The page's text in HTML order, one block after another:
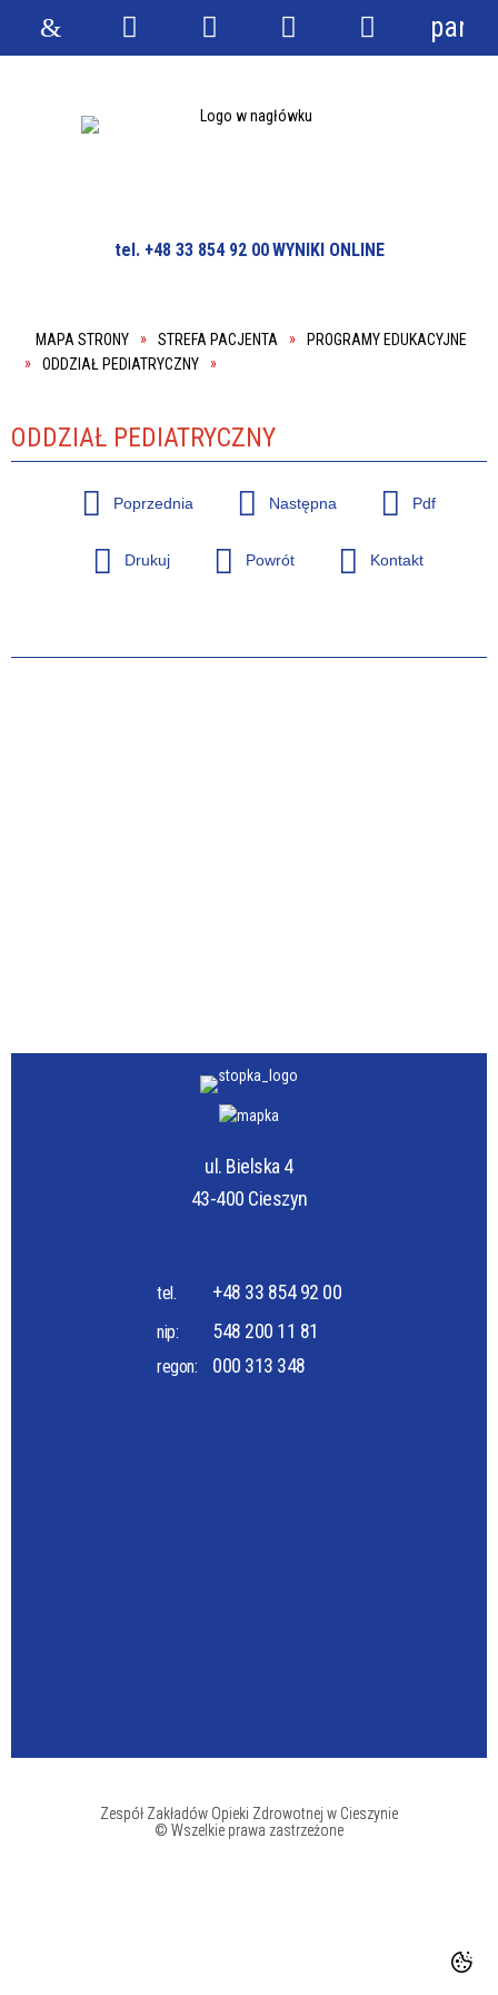
tel. +48 33 854 92 00WYNIKI ONLINE
MAPA STRONY STREFA PACJENTA
PROGRAMY EDUKACYJNE
ODDZIAŁ PEDIATRYCZNY
ODDZIAŁ PEDIATRYCZNY
Poprzednia Następna Pdf
Drukuj Powrót Kontakt
ul. Bielska 4
43-400 Cieszyn
tel. +48 33 854 92 00
nip: 548 200 11 81
regon: 000 313 348
Zespół Zakładów Opieki Zdrowotnej w Cieszynie
© Wszelkie prawa zastrzeżone
StronaWyszukiwarka
Narzędzia
Menu Menu
panel